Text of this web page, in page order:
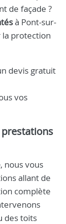
de façade ?
à Pont-sur-
la protection
devis gratuit
vos
prestations
, nous vous
allant de
complète
des toits